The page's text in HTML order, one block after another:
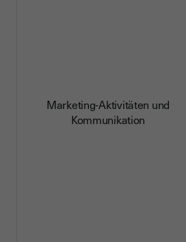
Marketing-Aktivitäten und
Kommunikation